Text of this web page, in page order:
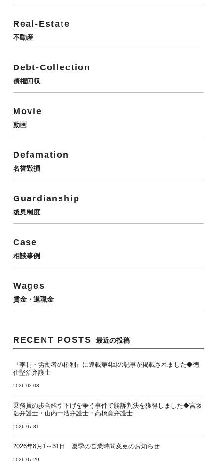
Real-Estate
不動産
Debt-Collection
債権回収
Movie
動画
Defamation
名誉毀損
Guardianship
後見制度
Case
相談事例
Wages
賃金・退職金
RECENT POSTS 最近の投稿
『季刊・労働者の権利』に連載第4回の記事が掲載されました◆徳
住堅治弁護士
2026.08.03
乗務員の歩合給引下げを争う事件で勝訴判決を獲得しました◆宮坂
浩弁護士・山内一浩弁護士・高橋寛弁護士
2026.07.31
2026年8月1～31日 夏季の営業時間変更のお知らせ
2026.07.29